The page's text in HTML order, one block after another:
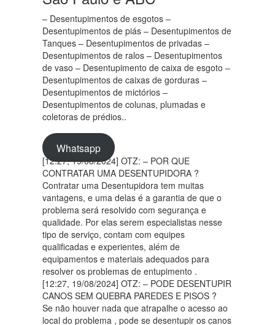
– Desentupimentos de esgotos –
Desentupimentos de piás – Desentupimentos de
Tanques – Desentupimentos de privadas –
Desentupimentos de ralos – Desentupimentos
de vaso – Desentupimento de caixa de esgoto –
Desentupimentos de caixas de gorduras –
Desentupimentos de mictórios –
Desentupimentos de colunas, plumadas e
coletoras de prédios..
Whatsapp
[12:27, 19/08/2024] OTZ: – POR QUE
CONTRATAR UMA DESENTUPIDORA ?
Contratar uma Desentupidora tem muitas
vantagens, e uma delas é a garantia de que o
problema será resolvido com segurança e
qualidade. Por elas serem especialistas nesse
tipo de serviço, contam com equipes
qualificadas e experientes, além de
equipamentos e materiais adequados para
resolver os problemas de entupimento .
[12:27, 19/08/2024] OTZ: – PODE DESENTUPIR
CANOS SEM QUEBRA PAREDES E PISOS ?
Se não houver nada que atrapalhe o acesso ao
local do problema , pode se desentupir os canos